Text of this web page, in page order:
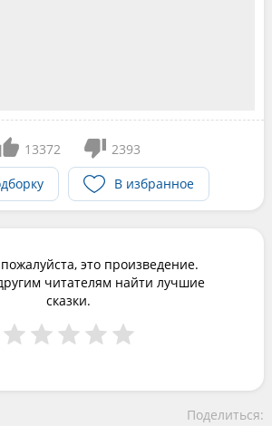
13372
2393
В избранное
это произведение.
читателям найти лучшие
сказки.
Поделиться: